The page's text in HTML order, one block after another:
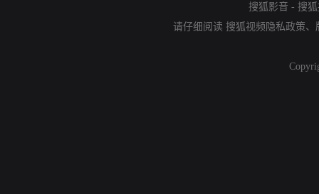
搜狐影音 - 搜
请仔细阅读 搜狐视频隐私政策、